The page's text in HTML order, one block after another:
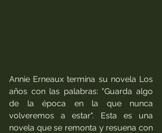
Annie Erneaux termina su novela Los
años con las palabras: "Guarda algo
de la época en la que nunca
volveremos a estar". Esta es una
novela que se remonta y resuena con